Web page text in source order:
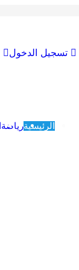
تسجيل الدخول
الرئيسيةرياضة